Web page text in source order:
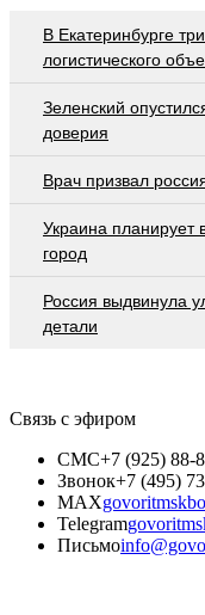
В Екатеринбурге
логистического
Зеленский
доверия
Врач призвал
Украина планирует
город
Россия выдвинула
детали
Связь с эфиром
СМС+7 (925) 88-
Звонок+7 (495)
MAX
Telegram
Письмо